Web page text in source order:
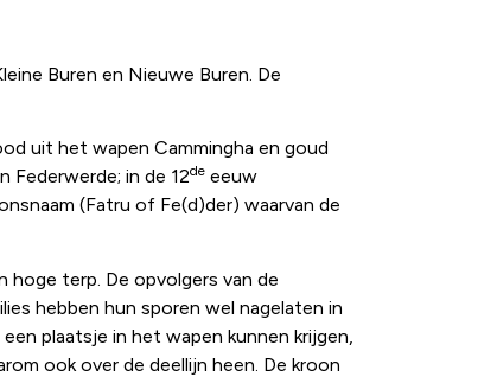
Buren en Nieuwe Buren. De
uit het wapen Cammingha en goud
Federwerde; in de 12de eeuw
(Fatru of Fe(d)der) waarvan de
hoge terp. De opvolgers van de
hebben hun sporen wel nagelaten in
plaatsje in het wapen kunnen krijgen,
ook over de deellijn heen. De kroon